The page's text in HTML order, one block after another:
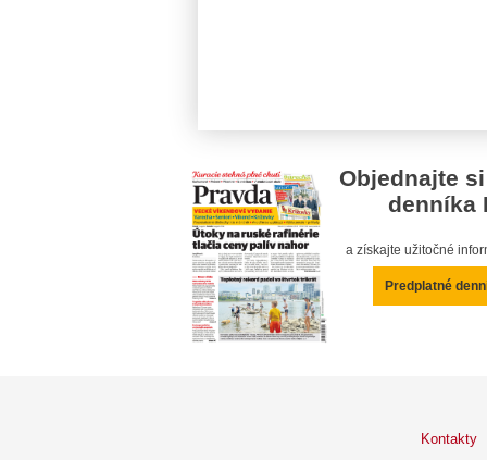
Objednajte
denníka
a získajte užitočné
Predplatné
Kontakty